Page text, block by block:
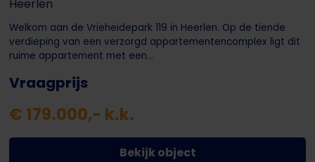
Heerlen
Welkom aan de Vrieheidepark 119 in Heerlen. Op de tiende
verdieping van een verzorgd appartementencomplex ligt dit
ruime appartement met een...
Vraagprijs
€ 179.000,- k.k.
Bekijk object